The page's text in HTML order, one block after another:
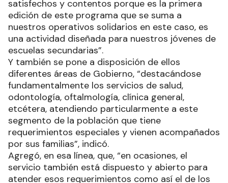
satisfechos y contentos porque es la primera
edición de este programa que se suma a
nuestros operativos solidarios en este caso, es
una actividad diseñada para nuestros jóvenes de
escuelas secundarias”.
Y también se pone a disposición de ellos
diferentes áreas de Gobierno, “destacándose
fundamentalmente los servicios de salud,
odontología, oftalmología, clínica general,
etcétera, atendiendo particularmente a este
segmento de la población que tiene
requerimientos especiales y vienen acompañados
por sus familias”, indicó.
Agregó, en esa línea, que, “en ocasiones, el
servicio también está dispuesto y abierto para
atender esos requerimientos como así el de los